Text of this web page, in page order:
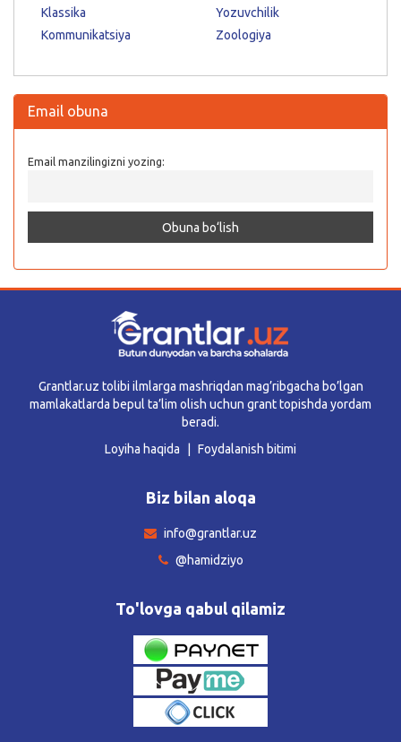
Klassika
Kommunikatsiya
Yozuvchilik
Zoologiya
Email obuna
Email manzilingizni yozing:
Grantlar.uz tolibi ilmlarga mashriqdan mag’ribgacha bo’lgan
mamlakatlarda bepul ta’lim olish uchun grant topishda yordam
beradi.
Loyiha haqida
Foydalanish bitimi
Biz bilan aloqa
info@grantlar.uz
@hamidziyo
To'lovga qabul qilamiz